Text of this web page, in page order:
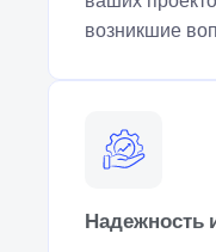
возникшие
Надежность